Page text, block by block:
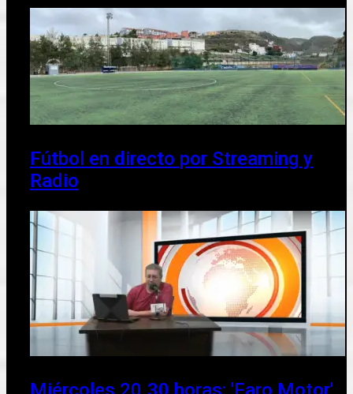
Fútbol en directo por Streaming y
Radio